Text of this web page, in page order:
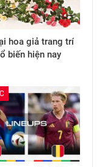
hoa giả trang trí
biến hiện nay